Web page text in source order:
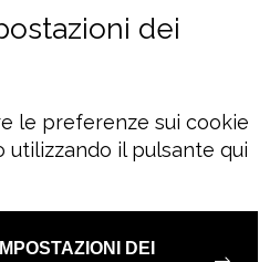
Dansk
dei
le preferenze sui cookie
utilizzando il pulsante qui
DEI